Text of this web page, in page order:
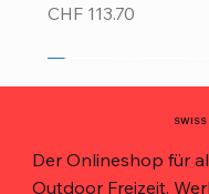
Preis
CHF 113.70
SWISS
Der Onlineshop für
Outdoor Freizeit.